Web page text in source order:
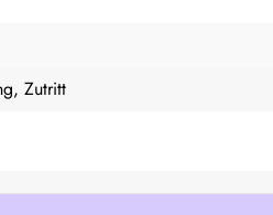
Zutritt